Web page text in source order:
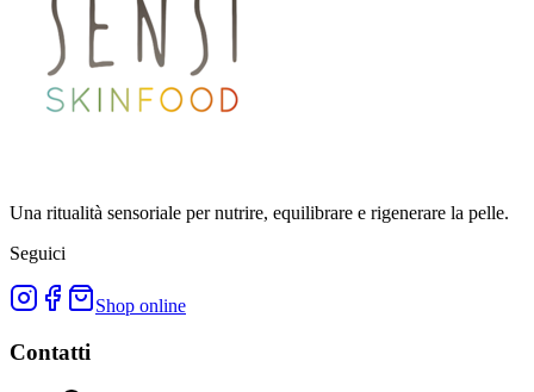
Una ritualità sensoriale per nutrire, equilibrare e rigenerare la pelle.
Seguici
Shop online
Contatti